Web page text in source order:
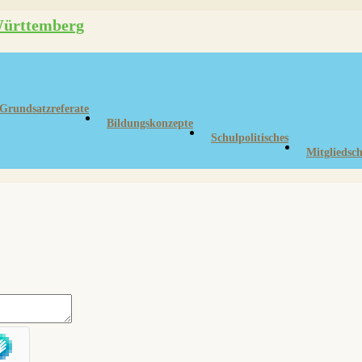
Grundsatzreferate
Bildungskonzepte
Schulpolitisches